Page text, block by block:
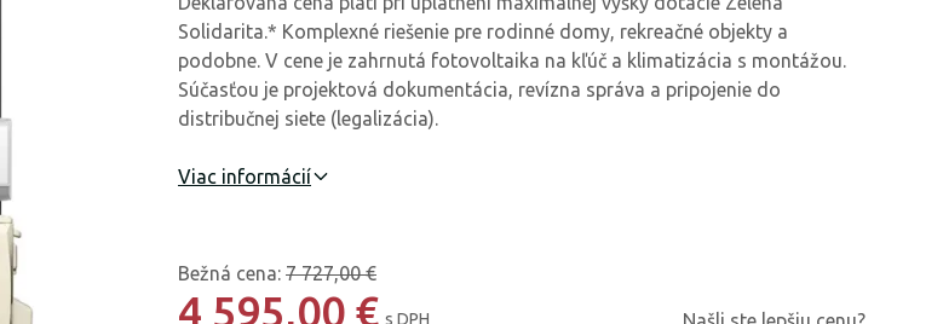
Solidarita.* Komplexné riešenie pre rodinné domy, rekreačné objekty a
podobne. V cene je zahrnutá fotovoltaika na kľúč a klimatizácia s montážou.
Súčasťou je projektová dokumentácia, revízna správa a pripojenie do
distribučnej siete (legalizácia).
Viac informácií
Bežná cena: 7 727,00 €
4 595,00 € s DPH